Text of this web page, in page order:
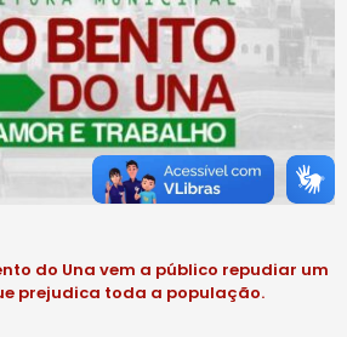
do Una vem a público repudiar um
prejudica toda a população.